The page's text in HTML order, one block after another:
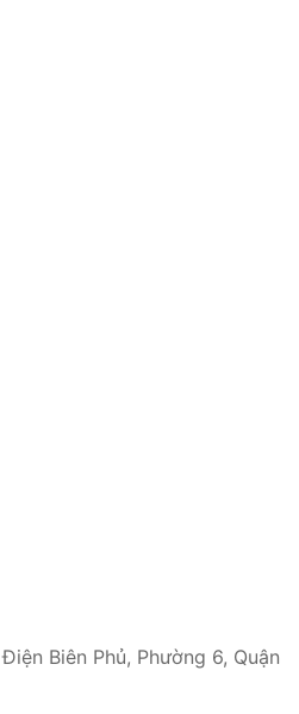
Điện Biên Phủ, Phường 6, Quận